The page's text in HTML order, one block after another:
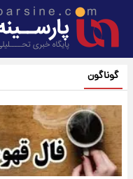
گوناگون